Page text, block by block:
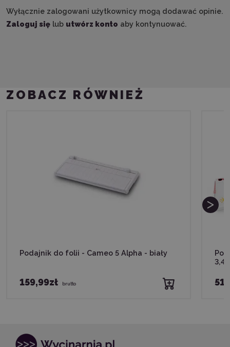
Wyłącznie zalogowani użytkownicy mogą dodawać opinie.
Zaloguj się lub utwórz konto aby kontynuować.
ZOBACZ RÓWNIEŻ
Podajnik do folii - Cameo 5 Alpha - biały
159,99zł brutto